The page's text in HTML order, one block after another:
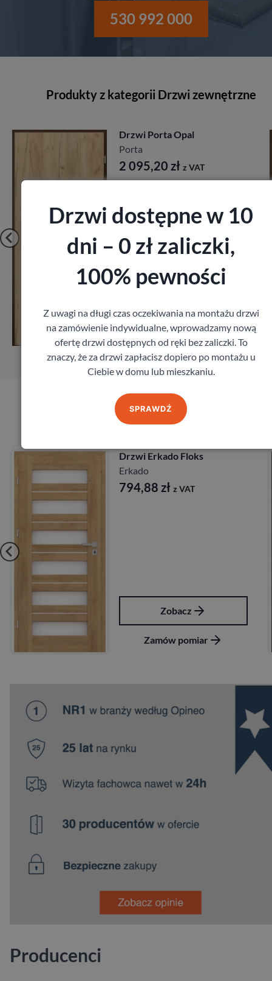
530 992 000
Produkty z kategorii Drzwi zewnętrzne
Drzwi Porta Akustyczne
27db
Porta
1 641,60zł z VAT
Zamów pomiar
Produkty marki Erkado
Drzwi Erkado Kamelia
Erkado
724,68zł z VAT
Zobacz
Zamów pomiar
Producenci
Drzwi dostępne w 10
dni – 0 zł zaliczki,
100% pewności
Z uwagi na długi czas oczekiwania na montażu drzwi
na zamówienie indywidualne, wprowadzamy nową
ofertę drzwi dostępnych od ręki bez zaliczki. To
znaczy, że za drzwi zapłacisz dopiero po montażu u
Ciebie w domu lub mieszkaniu.
SPRAWDŹ